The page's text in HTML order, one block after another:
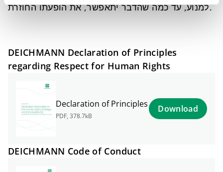
למנוע, עד כמה שהדבר יתאפשר, את הופעתו החוזרת.
DEICHMANN Declaration of Principles
regarding Respect for Human Rights
Declaration of Principles
PDF, 378.7kB
Download
DEICHMANN Code of Conduct